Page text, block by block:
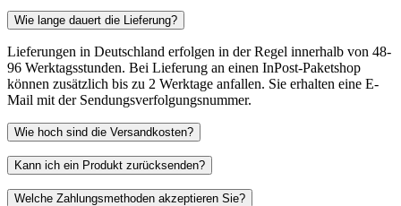
Wie lange dauert die Lieferung?
Lieferungen in Deutschland erfolgen in der Regel innerhalb von 48-
96 Werktagsstunden. Bei Lieferung an einen InPost-Paketshop
können zusätzlich bis zu 2 Werktage anfallen. Sie erhalten eine E-
Mail mit der Sendungsverfolgungsnummer.
Wie hoch sind die Versandkosten?
Kann ich ein Produkt zurücksenden?
Welche Zahlungsmethoden akzeptieren Sie?